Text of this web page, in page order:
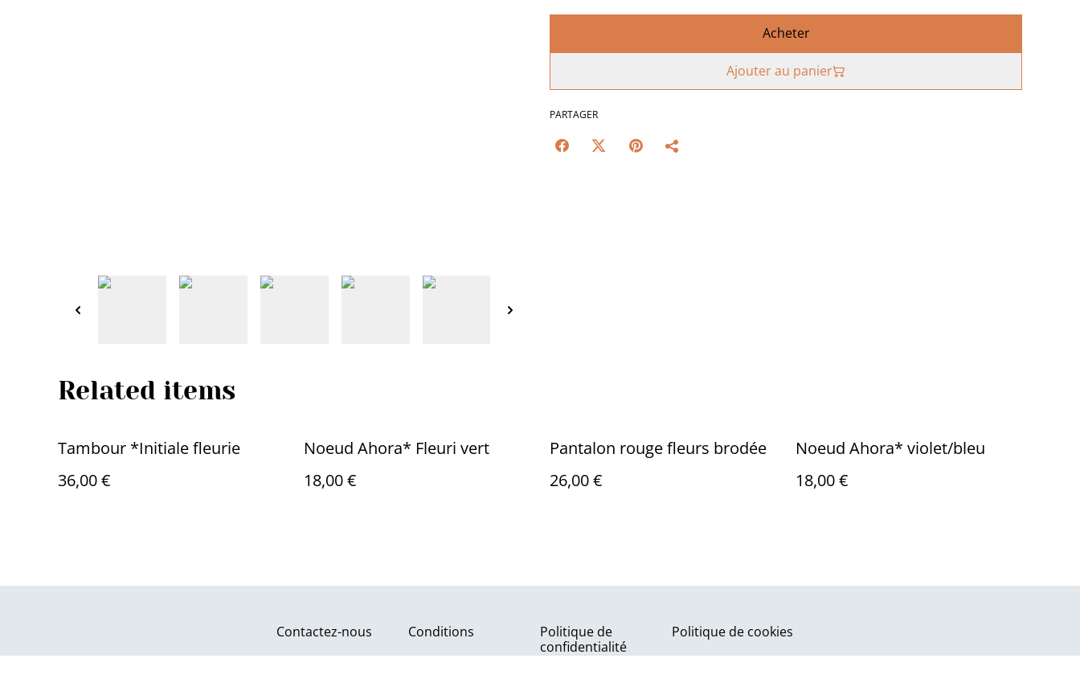
Acheter
Ajouter au panier
PARTAGER
Related items
Tambour *Initiale fleurie
36,00 €
Noeud Ahora* Fleuri vert
18,00 €
Pantalon rouge fleurs brodée
26,00 €
Noeud Ahora* violet/bleu
18,00 €
Contactez-nous Conditions
Politique de
confidentialité
Politique de cookies